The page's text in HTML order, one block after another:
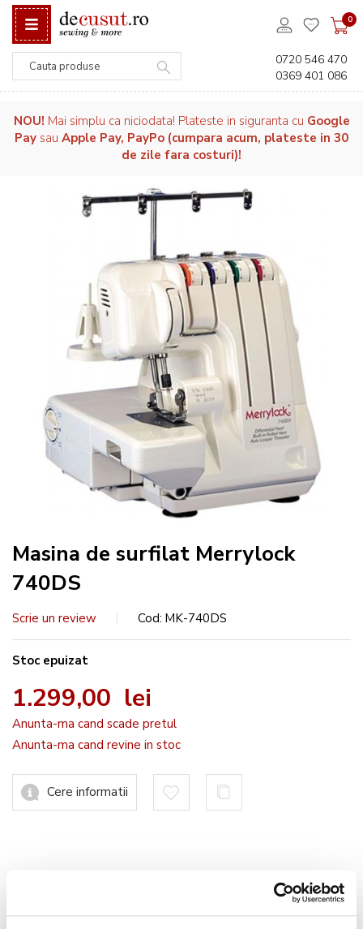
0
0720 546 470
0369 401 086
NOU! Mai simplu ca niciodata! Plateste in siguranta cu Google
Pay sau Apple Pay, PayPo (cumpara acum, plateste in 30
de zile fara costuri)!
Masina de surfilat Merrylock
740DS
Scrie un review Cod MK-740DS
Stoc epuizat
1.299,00 lei
Anunta-ma cand scade pretul
Anunta-ma cand revine in stoc
Cere informatii
Consultantaprofesionala